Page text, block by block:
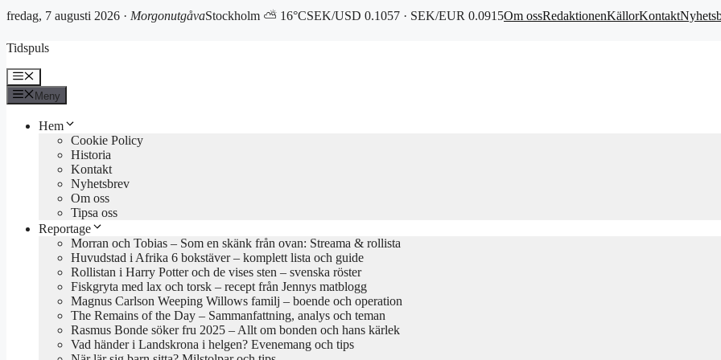
fredag, 7 augusti 2026 · MorgonutgåvaStockholm ⛅ 16°CSEK/USD 0.1057 · SEK/EUR 0.0915Om ossRedaktionenKällorKontakt
till
Tidspuls
Meny
Meny
Hem
Cookie Policy
Historia
Kontakt
Nyhetsbrev
Om oss
Tipsa oss
Reportage
Morran och Tobias – Som en skänk från ovan: Streama & rollista
Huvudstad i Afrika 6 bokstäver – komplett lista och guide
Rollistan i Harry Potter och de vises sten – svenska röster
Fiskgryta med lax och torsk – recept från Jennys matblogg
Magnus Carlson Weeping Willows familj – boende och operation
The Remains of the Day – Sammanfattning, analys och teman
Rasmus Bonde söker fru 2025 – Allt om bonden och hans kärlek
Vad händer i Landskrona i helgen? Evenemang och tips